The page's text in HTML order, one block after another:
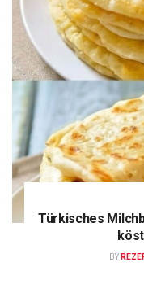
Türkisches
BY